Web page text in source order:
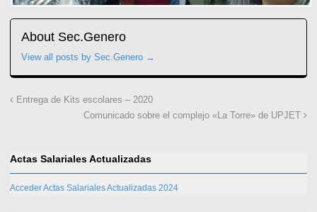
About Sec.Genero
View all posts by Sec.Genero →
Entrega de Kits escolares – 2020
Comunicado sobre el complejo «La Torre» de UPJET
Actas Salariales Actualizadas
Acceder Actas Salariales Actualizadas 2024